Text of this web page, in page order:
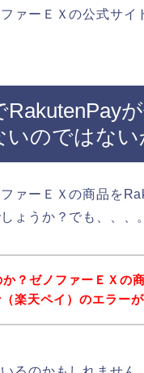
ァーＥＸの公式サイ
のではない
ァーＥＸの商品を
ょうか？でも、、、。
か？ゼノファーＥＸの
楽天ペイ）のエラーが